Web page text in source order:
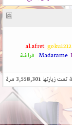
al.afret
goku1212
Madarame
فراشة
زيارتها3,558,301مرة